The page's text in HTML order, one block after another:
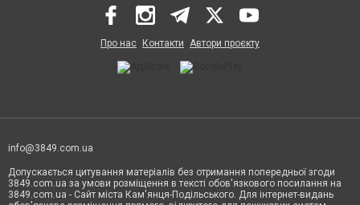
Про нас Контакти Автори проєкту
info@3849.com.ua
Допускається цитування матеріалів без отримання попередньої згоди
3849.com.ua за умови розміщення в тексті обов'язкового посилання на
3849.com.ua - Сайт міста Кам'янця-Подільського. Для інтернет-видань